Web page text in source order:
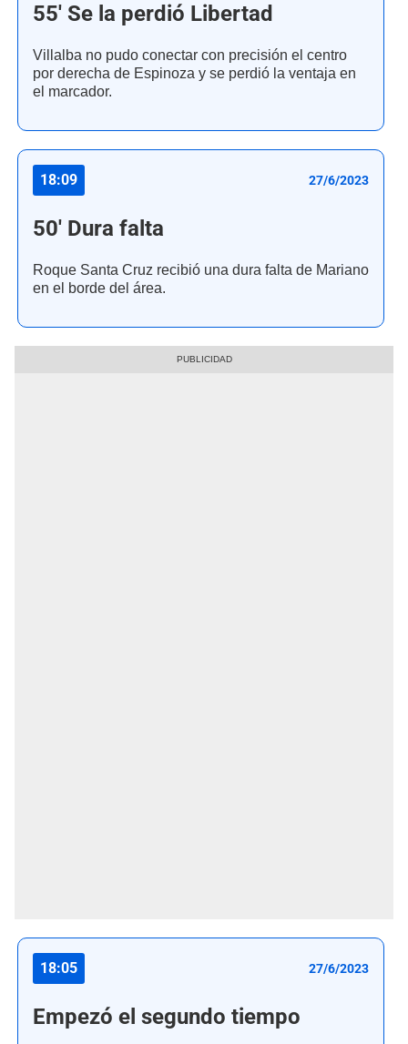
55' Se la perdió Libertad
Villalba no pudo conectar con precisión el centro
por derecha de Espinoza y se perdió la ventaja en
el marcador.
18:09 27/6/2023
50' Dura falta
Roque Santa Cruz recibió una dura falta de Mariano
en el borde del área.
18:05 27/6/2023
Empezó el segundo tiempo